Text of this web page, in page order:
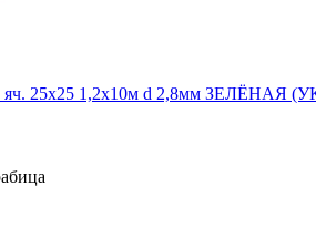
яч. 25х25 1,2х10м d 2,8мм ЗЕЛЁНАЯ